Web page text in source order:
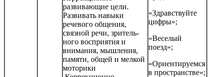
развивающие цели.
Развивать навыки
речевого общения,
связной речи, зритель­
ного восприятия и
внимания, мышления,
памяти, общей и мелкой
моторики
«Здравствуйте
цифры»;
«Веселый
поезд»;
«Ориентируемся
в пространстве»;